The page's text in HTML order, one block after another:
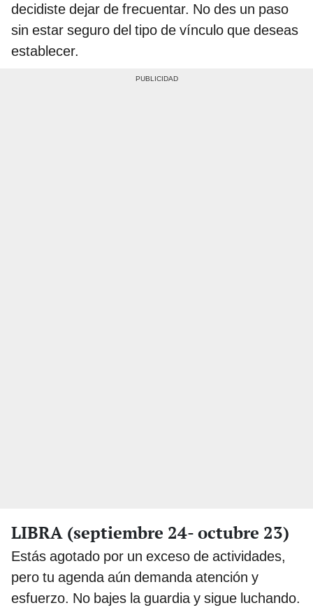
decidiste dejar de frecuentar. No des un paso
sin estar seguro del tipo de vínculo que deseas
establecer.
LIBRA (septiembre 24- octubre 23)
Estás agotado por un exceso de actividades,
pero tu agenda aún demanda atención y
esfuerzo. No bajes la guardia y sigue luchando.